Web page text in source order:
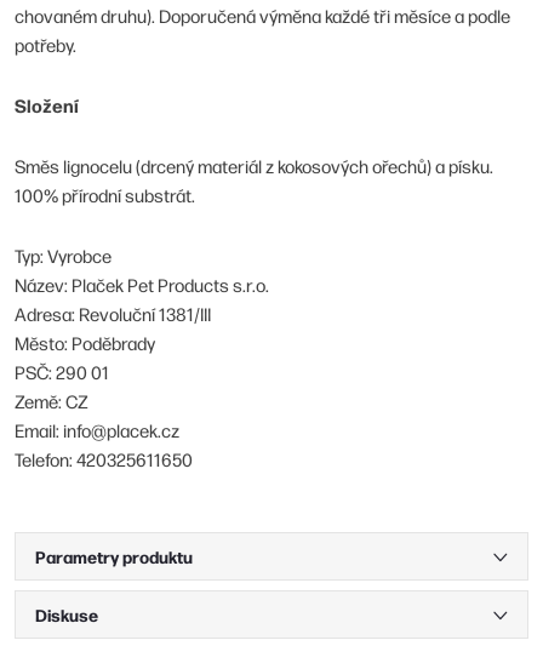
chovaném druhu). Doporučená výměna každé tři měsíce a podle
potřeby.
Složení
Směs lignocelu (drcený materiál z kokosových ořechů) a písku.
100% přírodní substrát.​
Typ: Vyrobce
Název: Plaček Pet Products s.r.o.
Adresa: Revoluční 1381/III
Město: Poděbrady
PSČ: 290 01
Země: CZ
Email: info@placek.cz
Telefon: 420325611650
Parametry produktu
Diskuse